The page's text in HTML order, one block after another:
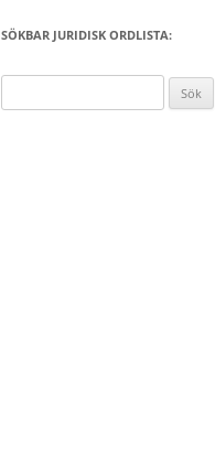
SÖKBAR JURIDISK ORDLISTA:
efter: